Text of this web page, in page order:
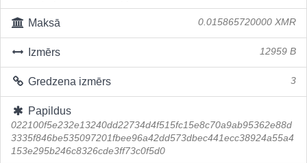
Maksā 0.015865720000 XMR
Izmērs 12959 B
Gredzena izmērs 3
Papildus
022100f5e232e13240dd22734d4f515fc15e8c70a9ab95362e88d
3335f846be535097201fbee96a42dd573dbec441ecc38924a55a4
153e295b246c8326cde3ff73c0f5d0